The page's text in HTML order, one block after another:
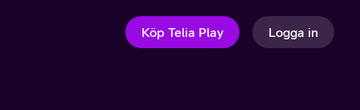
Köp Telia Play Logga in